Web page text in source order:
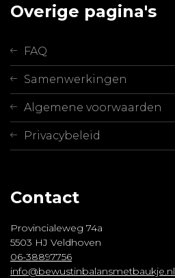
Overige pagina's
FAQ
Samenwerkingen
Algemene voorwaarden
Privacybeleid
Contact
Provincialeweg 74a
5503 HJ Veldhoven
06-38897756
info@bewustinbalansmetbaukje.nl